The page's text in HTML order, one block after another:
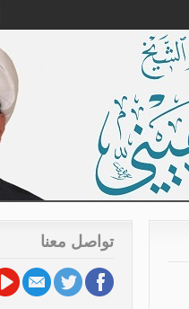
تواصل معنا